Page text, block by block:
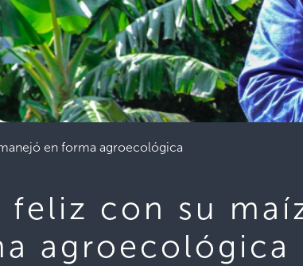
en forma agroecológica
con su
agroecológica